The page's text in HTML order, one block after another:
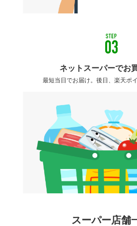
ネットスーパーでお
最短当日でお届け。後日、楽天ポ
スーパー店舗